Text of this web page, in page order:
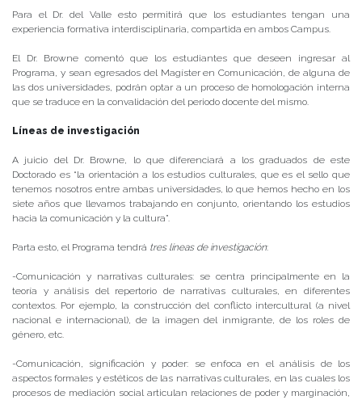
Para el Dr. del Valle esto permitirá que los estudiantes tengan una
experiencia formativa interdisciplinaria, compartida en ambos Campus.
El Dr. Browne comentó que los estudiantes que deseen ingresar al
Programa, y sean egresados del Magíster en Comunicación, de alguna de
las dos universidades, podrán optar a un proceso de homologación interna
que se traduce en la convalidación del periodo docente del mismo.
Líneas de investigación
A juicio del Dr. Browne, lo que diferenciará a los graduados de este
Doctorado es “la orientación a los estudios culturales, que es el sello que
tenemos nosotros entre ambas universidades, lo que hemos hecho en los
siete años que llevamos trabajando en conjunto, orientando los estudios
hacia la comunicación y la cultura”.
Parta esto, el Programa tendrá tres líneas de investigación:
-Comunicación y narrativas culturales: se centra principalmente en la
teoría y análisis del repertorio de narrativas culturales, en diferentes
contextos. Por ejemplo, la construcción del conflicto intercultural (a nivel
nacional e internacional), de la imagen del inmigrante, de los roles de
género, etc.
-Comunicación, significación y poder: se enfoca en el análisis de los
aspectos formales y estéticos de las narrativas culturales, en las cuales los
procesos de mediación social articulan relaciones de poder y marginación,